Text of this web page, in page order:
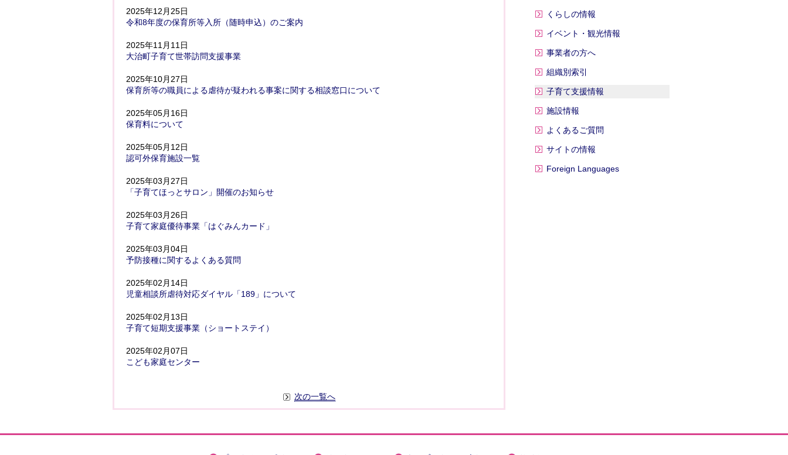
2025年12月25日
令和8年度の保育所等入所（随時申込）のご案内
2025年11月11日
大治町子育て世帯訪問支援事業
2025年10月27日
保育所等の職員による虐待が疑われる事案に関する相談窓口について
2025年05月16日
保育料について
2025年05月12日
認可外保育施設一覧
2025年03月27日
「子育てほっとサロン」開催のお知らせ
2025年03月26日
子育て家庭優待事業「はぐみんカード」
2025年03月04日
予防接種に関するよくある質問
2025年02月14日
児童相談所虐待対応ダイヤル「189」について
2025年02月13日
子育て短期支援事業（ショートステイ）
2025年02月07日
こども家庭センター
次の一覧へ
くらしの情報
イベント・観光情報
事業者の方へ
組織別索引
子育て支援情報
施設情報
よくあるご質問
サイトの情報
Foreign Languages